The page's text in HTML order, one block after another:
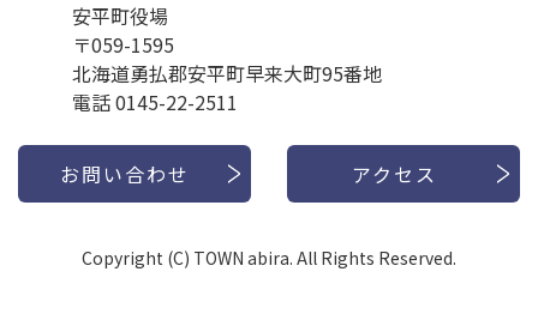
安平町役場
〒059-1595
北海道勇払郡安平町早来大町95番地
電話 0145-22-2511
お問い合わせ アクセス
Copyright (C) TOWN abira. All Rights Reserved.